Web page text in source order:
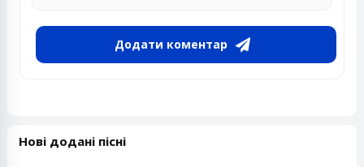
Додати коментар
Нові додані пісні